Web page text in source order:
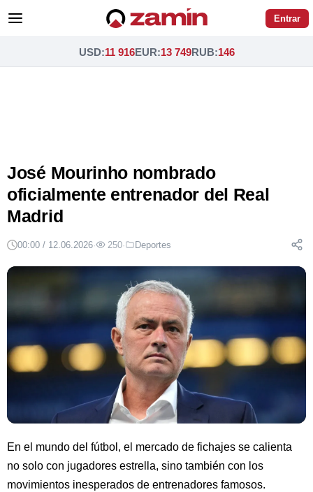
Entrar
USD:11 916EUR:13 749RUB:146
José Mourinho nombrado
oficialmente entrenador del Real
Madrid
00:00 / 12.06.2026· 250· Deportes
En el mundo del fútbol, el mercado de fichajes se calienta
no solo con jugadores estrella, sino también con los
movimientos inesperados de entrenadores famosos.